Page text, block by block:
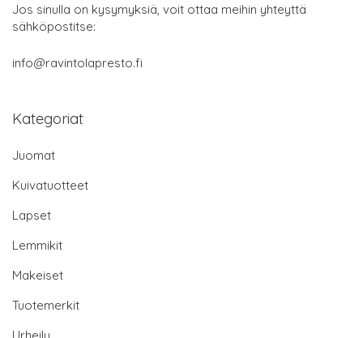
Jos sinulla on kysymyksiä, voit ottaa meihin yhteyttä
sähköpostitse:
info@ravintolapresto.fi
Kategoriat
Juomat
Kuivatuotteet
Lapset
Lemmikit
Makeiset
Tuotemerkit